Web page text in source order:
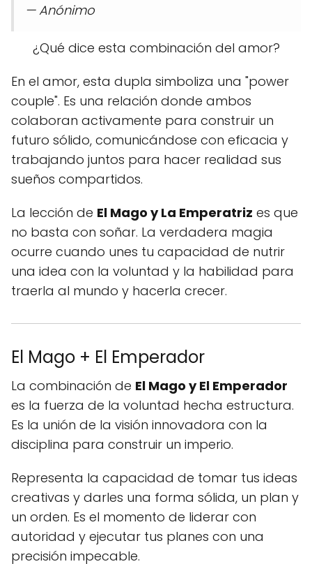
— Anónimo
¿Qué dice esta combinación del amor?
En el amor, esta dupla simboliza una "power
couple". Es una relación donde ambos
colaboran activamente para construir un
futuro sólido, comunicándose con eficacia y
trabajando juntos para hacer realidad sus
sueños compartidos.
La lección de El Mago y La Emperatriz es que
no basta con soñar. La verdadera magia
ocurre cuando unes tu capacidad de nutrir
una idea con la voluntad y la habilidad para
traerla al mundo y hacerla crecer.
El Mago + El Emperador
La combinación de El Mago y El Emperador
es la fuerza de la voluntad hecha estructura.
Es la unión de la visión innovadora con la
disciplina para construir un imperio.
Representa la capacidad de tomar tus ideas
creativas y darles una forma sólida, un plan y
un orden. Es el momento de liderar con
autoridad y ejecutar tus planes con una
precisión impecable.